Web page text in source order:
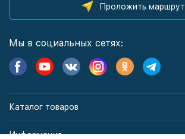
Проложить маршрут
Мы в социальных сетях:
Каталог товаров
Информация